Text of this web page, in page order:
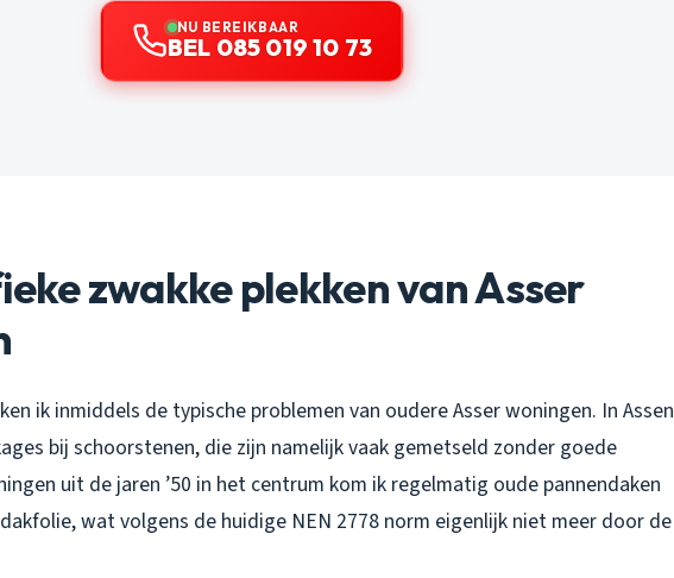
NU BEREIKBAAR
BEL 085 019 10 73
zwakke plekken van Asser
ik inmiddels de typische problemen van oudere Asser woningen. In Assen
bij schoorstenen, die zijn namelijk vaak gemetseld zonder goede
uit de jaren ’50 in het centrum kom ik regelmatig oude pannendaken
wat volgens de huidige NEN 2778 norm eigenlijk niet meer door de